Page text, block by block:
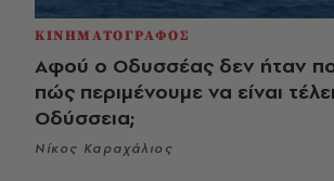
ΚΙΝΗΜΑΤΟΓΡΑΦΟΣ
Αφού ο Οδυσσέας δεν ήταν
πώς περιμένουμε να είναι
Οδύσσεια;
Νίκος Καραχάλιος